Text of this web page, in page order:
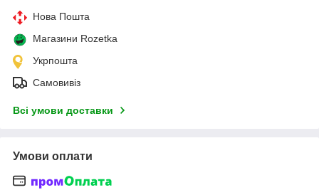
Нова Пошта
Магазини Rozetka
Укрпошта
Самовивіз
Всі умови доставки
Умови оплати